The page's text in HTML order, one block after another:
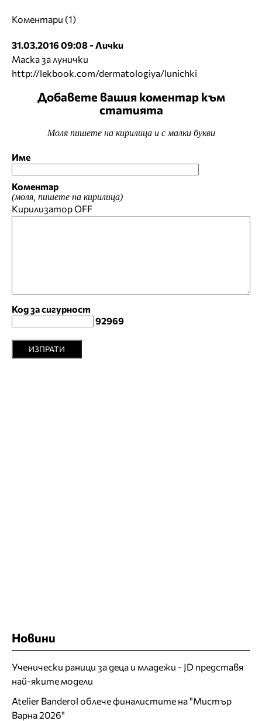
Коментари (1)
31.03.2016 09:08 - Лички
Маска за лунички
http://lekbook.com/dermatologiya/lunichki
Добавете вашия коментар към
статията
Моля пишете на кирилица и с малки букви
Име
Коментар
(моля, пишете на кирилица)
КирилизаторOFF
Код за сигурност
92969
ИЗПРАТИ
Новини
Ученически раници за деца и младежи - JD представя
най-яките модели
Atelier Banderol облече финалистите на "Мистър
Варна 2026"